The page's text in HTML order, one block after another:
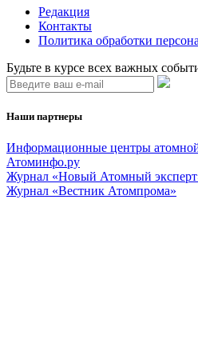
Редакция
Контакты
Политика обработки
Будьте в курсе всех важных
Наши партнеры
Информационные центры
Атоминфо.ру
Журнал «Новый Атомный
Журнал «Вестник Атомпрома»